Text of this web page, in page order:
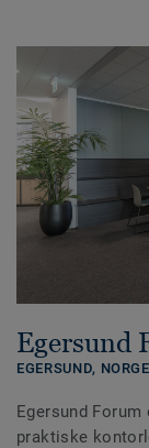
Egersund
EGERSUND, NORGE
Egersund
praktiske